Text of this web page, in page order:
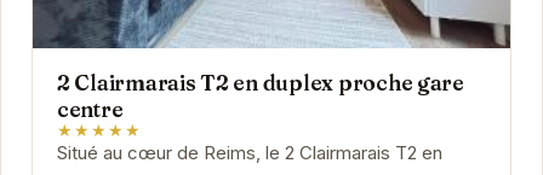
2 Clairmarais T2 en duplex proche gare
centre
★★★★★
Situé au cœur de Reims, le 2 Clairmarais T2 en